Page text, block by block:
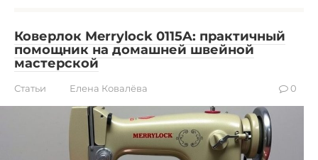
Коверлок Merrylock 0115A: практичный
помощник на домашней швейной
мастерской
Статьи Елена Ковалёва 0